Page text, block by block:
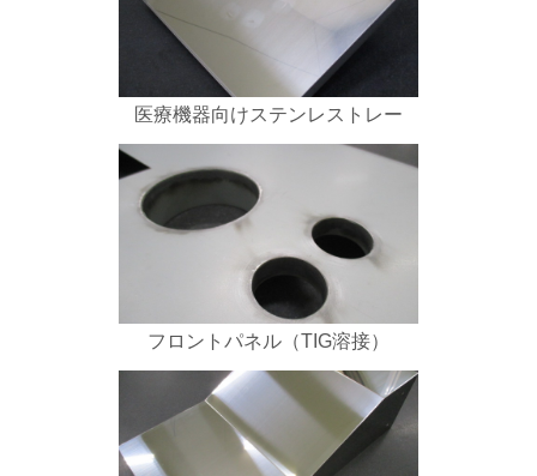
医療機器向けステンレストレー
フロントパネル（TIG溶接）